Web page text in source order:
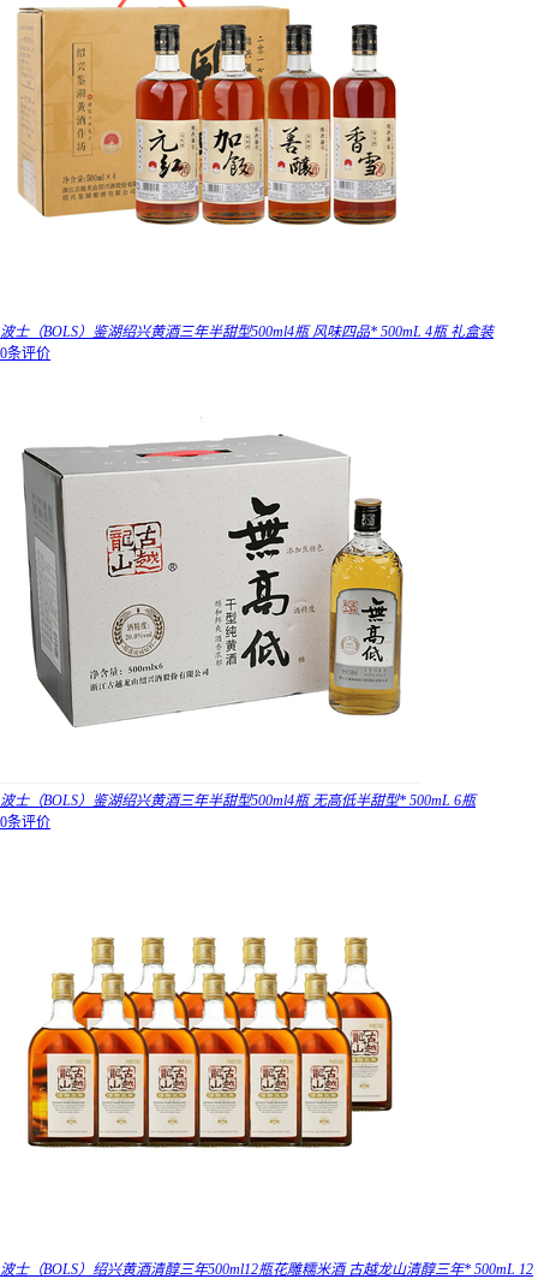
波士（BOLS）鉴湖绍兴黄酒三年半甜型500ml4瓶 风味四品* 500mL 4瓶 礼盒装
0条评价
波士（BOLS）鉴湖绍兴黄酒三年半甜型500ml4瓶 无高低半甜型* 500mL 6瓶
0条评价
波士（BOLS）绍兴黄酒清醇三年500ml12瓶花雕糯米酒 古越龙山清醇三年* 500mL 12